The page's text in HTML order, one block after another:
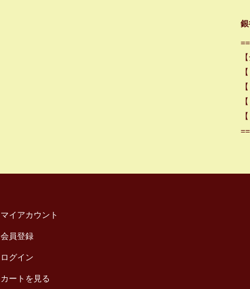
マイアカウント
会員登録
ログイン
カートを見る